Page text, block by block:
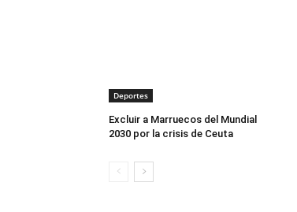
Deportes
Excluir a Marruecos del Mundial
2030 por la crisis de Ceuta